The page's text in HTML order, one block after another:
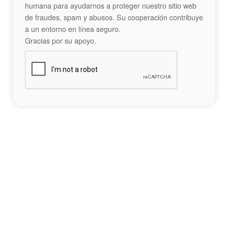
humana para ayudarnos a proteger nuestro sitio web
de fraudes, spam y abusos. Su cooperación contribuye
a un entorno en línea seguro.
Gracias por su apoyo.